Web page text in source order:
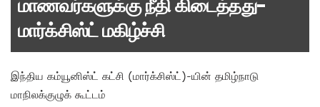
மாணவர்களுக்கு நீதி கிடைத்தது-
மார்க்சிஸ்ட் மகிழ்ச்சி
இந்திய கம்யூனிஸ்ட் கட்சி (மார்க்சிஸ்ட்)-யின் தமிழ்நாடு
மாநிலக்குழுக் கூட்டம்